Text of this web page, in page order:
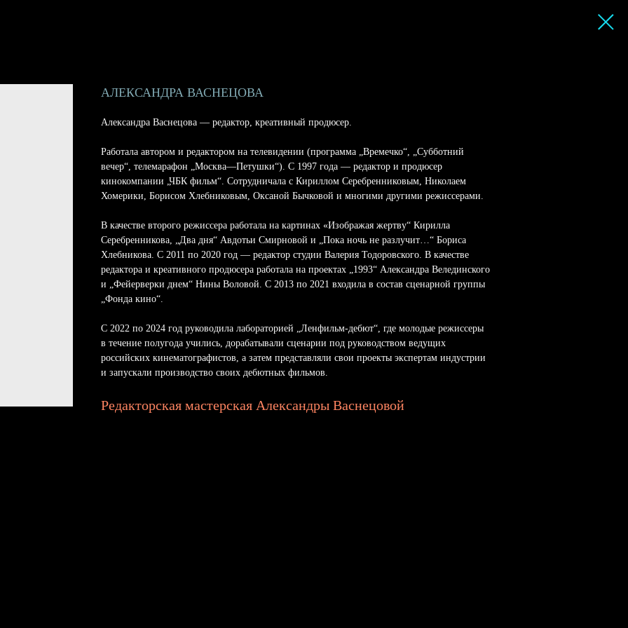
АЛЕКСАНДРА ВАСНЕЦОВА
Александра Васнецова — редактор, креативный продюсер.
Работала автором и редактором на телевидении (программа „Времечко“, „Субботний
вечер“, телемарафон „Москва—Петушки“). С 1997 года — редактор и продюсер
кинокомпании „ЧБК фильм“. Сотрудничала с Кириллом Серебренниковым, Николаем
Хомерики, Борисом Хлебниковым, Оксаной Бычковой и многими другими режиссерами.
В качестве второго режиссера работала на картинах «Изображая жертву“ Кирилла
Серебренникова, „Два дня“ Авдотьи Смирновой и „Пока ночь не разлучит…“ Бориса
Хлебникова. С 2011 по 2020 год — редактор студии Валерия Тодоровского. В качестве
редактора и креативного продюсера работала на проектах „1993“ Александра Велединского
и „Фейерверки днем“ Нины Воловой. С 2013 по 2021 входила в состав сценарной группы
„Фонда кино“.
С 2022 по 2024 год руководила лабораторией „Ленфильм-дебют“, где молодые режиссеры
в течение полугода учились, дорабатывали сценарии под руководством ведущих
российских кинематографистов, а затем представляли свои проекты экспертам индустрии
и запускали производство своих дебютных фильмов.
Редакторская мастерская Александры Васнецовой